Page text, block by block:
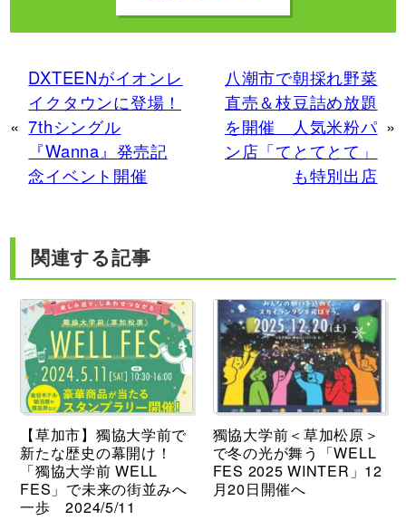
«
DXTEENがイオンレ
イクタウンに登場！
7thシングル
『Wanna』発売記
念イベント開催
八潮市で朝採れ野菜
直売＆枝豆詰め放題
を開催 人気米粉パ
ン店「てとてとて」
も特別出店
»
関連する記事
【草加市】獨協大学前で
新たな歴史の幕開け！
「獨協大学前 WELL
FES」で未来の街並みへ
一歩 2024/5/11
獨協大学前＜草加松原＞
で冬の光が舞う「WELL
FES 2025 WINTER」12
月20日開催へ